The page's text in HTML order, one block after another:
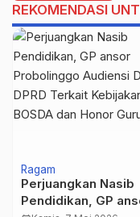
REKOMENDASI
Ragam
Perjuangkan Nasib
Pendidikan, GP